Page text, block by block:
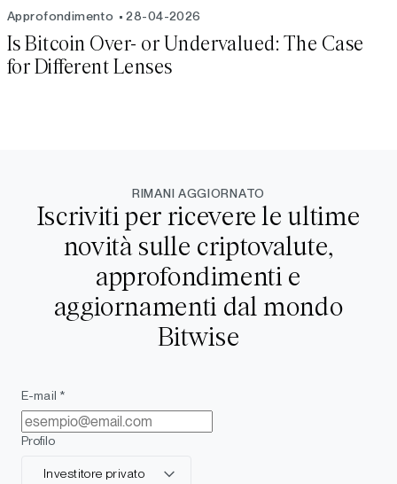
Approfondimento 28-04-2026
Is Bitcoin Over- or Undervalued: The Case
for Different Lenses
RIMANI AGGIORNATO
Iscriviti per ricevere le ultime
novità sulle criptovalute,
approfondimenti e
aggiornamenti dal mondo
Bitwise
E-mail *
Profilo
Investitore privato